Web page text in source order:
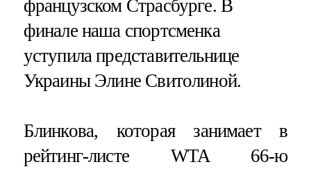
французском Страсбурге. В
финале наша спортсменка
уступила представительнице
Украины Элине Свитолиной.
Блинкова, которая занимает в
рейтинг-листе WTA 66-ю